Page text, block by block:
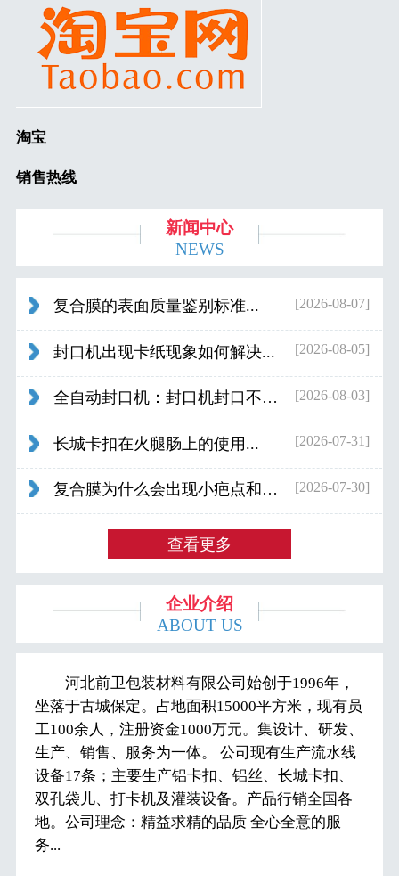
淘宝
销售热线
新闻中心
NEWS
复合膜的表面质量鉴别标准... [2026-08-07]
封口机出现卡纸现象如何解决... [2026-08-05]
全自动封口机：封口机封口不好应检查什... [2026-08-03]
长城卡扣在火腿肠上的使用... [2026-07-31]
复合膜为什么会出现小疤点和波浪纹... [2026-07-30]
查看更多
企业介绍
ABOUT US
河北前卫包装材料有限公司始创于1996年，
坐落于古城保定。占地面积15000平方米，现有员
工100余人，注册资金1000万元。集设计、研发、
生产、销售、服务为一体。 公司现有生产流水线
设备17条；主要生产铝卡扣、铝丝、长城卡扣、
双孔袋儿、打卡机及灌装设备。产品行销全国各
地。公司理念：精益求精的品质 全心全意的服
务...